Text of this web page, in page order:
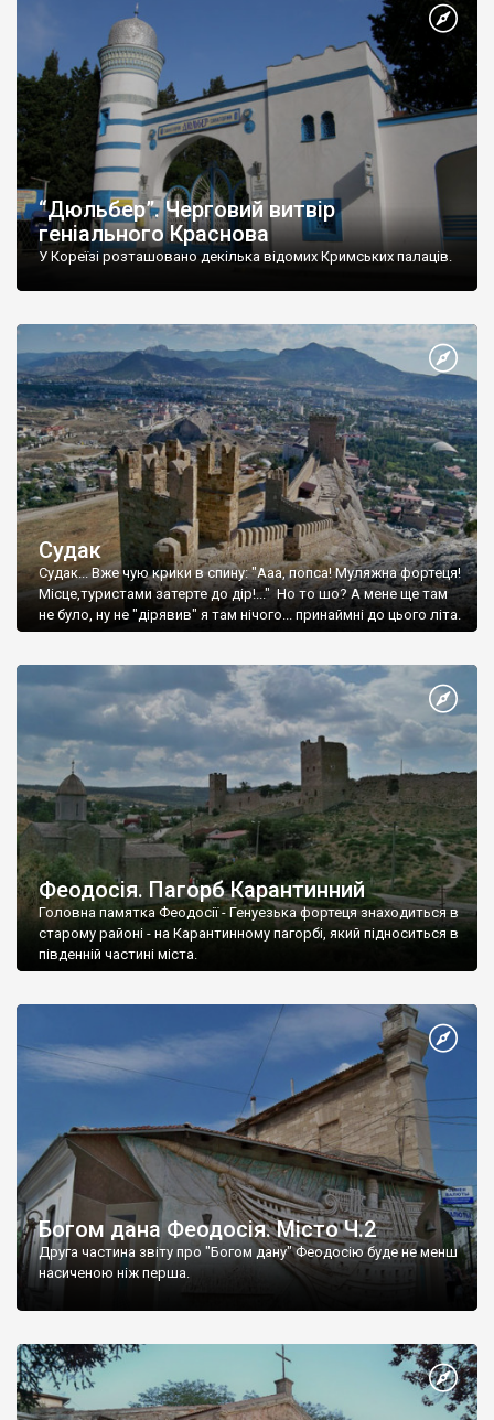
“Дюльбер”. Черговий витвір
геніального Краснова
У Кореїзі розташовано декілька відомих Кримських палаців.
Судак
Судак... Вже чую крики в спину: "Ааа, попса! Муляжна фортеця!
Місце,туристами затерте до дір!..." Но то шо? А мене ще там
не було, ну не "дірявив" я там нічого... принаймні до цього літа.
Феодосія. Пагорб Карантинний
Головна памятка Феодосії - Генуезька фортеця знаходиться в
старому районі - на Карантинному пагорбі, який підноситься в
південній частині міста.
Богом дана Феодосія. Місто Ч.2
Друга частина звіту про "Богом дану" Феодосію буде не менш
насиченою ніж перша.